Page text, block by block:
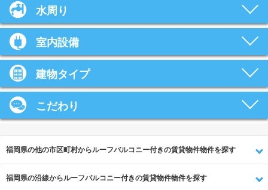
水周り
室内設備
建物タイプ
こだわり
福岡県の他の市区町村からルーフバルコニー付きの賃貸物件物件を探す
福岡県の沿線からルーフバルコニー付きの賃貸物件物件を探す